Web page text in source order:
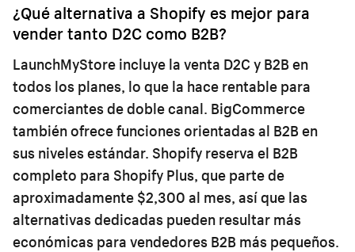
¿Qué alternativa a Shopify es mejor para
vender tanto D2C como B2B?
LaunchMyStore incluye la venta D2C y B2B en
todos los planes, lo que la hace rentable para
comerciantes de doble canal. BigCommerce
también ofrece funciones orientadas al B2B en
sus niveles estándar. Shopify reserva el B2B
completo para Shopify Plus, que parte de
aproximadamente $2,300 al mes, así que las
alternativas dedicadas pueden resultar más
económicas para vendedores B2B más pequeños.